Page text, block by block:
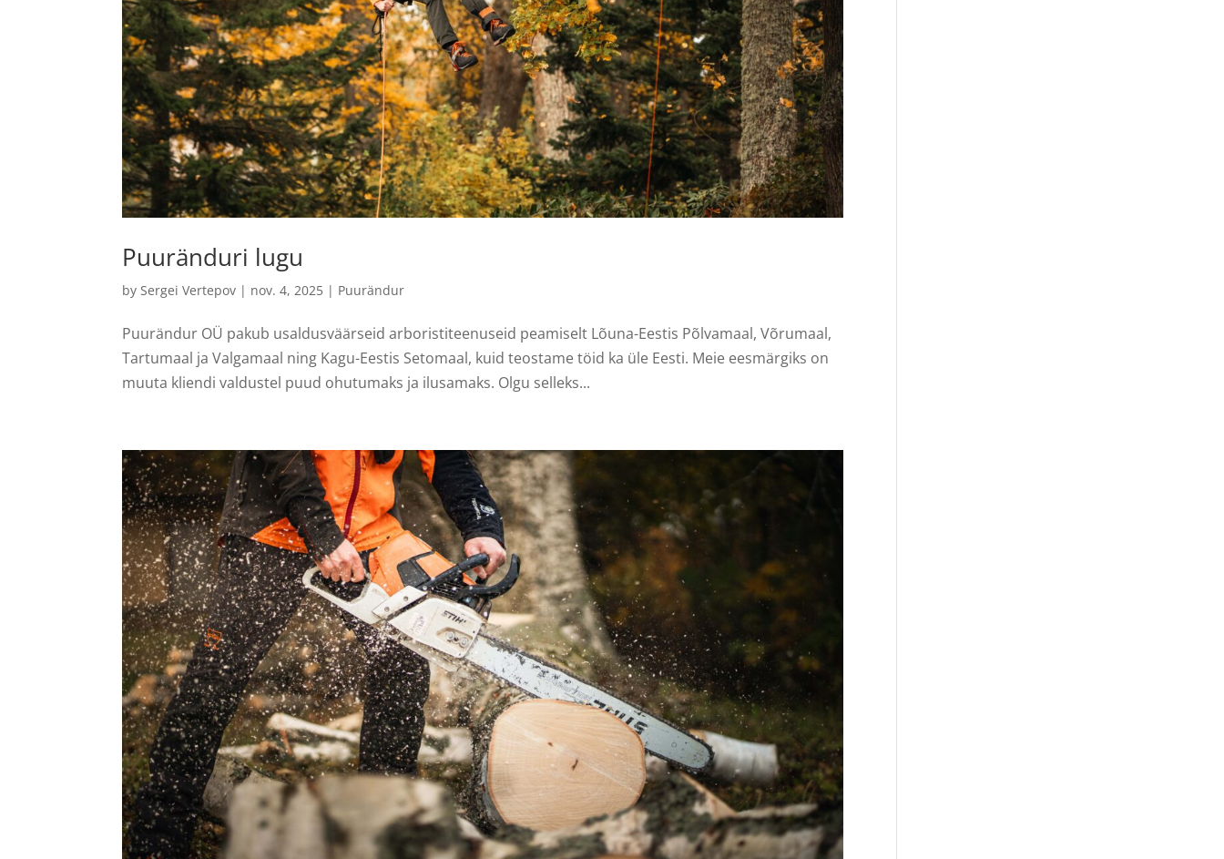
Puuränduri lugu
bySergei Vertepov | nov. 4, 2025 | Puurändur
Puurändur OÜ pakub usaldusväärseid arboristiteenuseid peamiselt Lõuna-Eestis Põlvamaal, Võrumaal,
Tartumaal ja Valgamaal ning Kagu-Eestis Setomaal, kuid teostame töid ka üle Eesti. Meie eesmärgiks on
muuta kliendi valdustel puud ohutumaks ja ilusamaks. Olgu selleks...